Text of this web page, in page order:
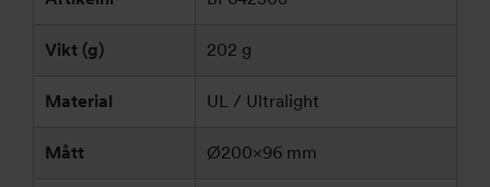
Vikt (g) 202 g
Material UL / Ultralight
Mått Ø200×96 mm